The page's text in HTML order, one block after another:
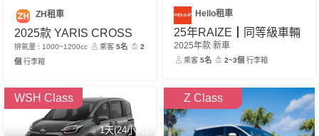
ZH租車
2025款 YARIS CROSS
排氣量 : 1000~1200cc 乘客5名
2
個 行李箱
Hello租車
25年RAIZE┃同等級車輛
2025年款 新車
乘客5名 2~3個 行李箱
WSH Class
1天(24小時)
Z Class